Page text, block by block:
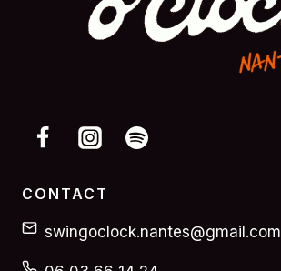
CONTACT
swingoclock.nantes@gmail.com